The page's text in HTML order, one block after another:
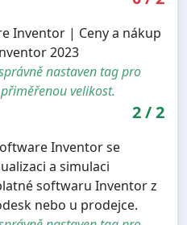
Inventor | Ceny a nákup
2023
nastaven tag pro
velikost.
2/2
Inventor se
a simulaci
softwaru Inventor z
nebo u prodejce.